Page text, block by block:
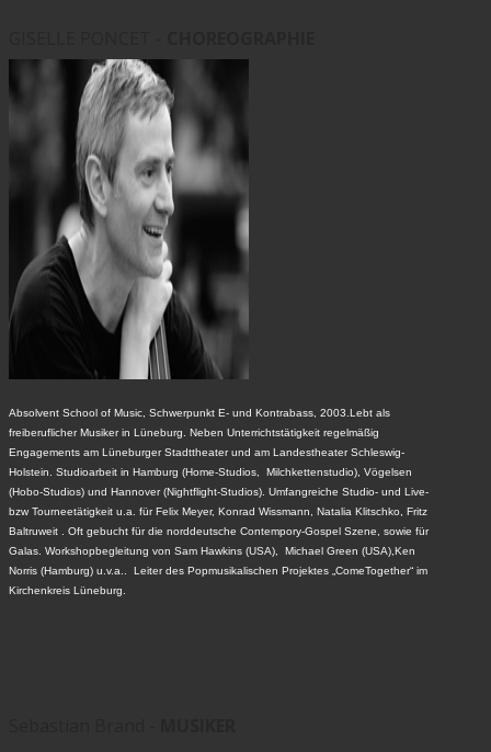
Absolvent School of Music, Schwerpunkt E- und Kontrabass, 2003.Lebt als
freiberuflicher Musiker in Lüneburg. Neben Unterrichtstätigkeit regelmäßig
Engagements am Lüneburger Stadttheater und am Landestheater Schleswig-
Holstein. Studioarbeit in Hamburg (Home-Studios, Milchkettenstudio), Vögelsen
(Hobo-Studios) und Hannover (Nightflight-Studios). Umfangreiche Studio- und Live-
bzw Tourneetätigkeit u.a. für Felix Meyer, Konrad Wissmann, Natalia Klitschko, Fritz
Baltruweit . Oft gebucht für die norddeutsche Contempory-Gospel Szene, sowie für
Galas. Workshopbegleitung von Sam Hawkins (USA), Michael Green (USA),Ken
Norris (Hamburg) u.v.a.. Leiter des Popmusikalischen Projektes „ComeTogether“ im
Kirchenkreis Lüneburg.